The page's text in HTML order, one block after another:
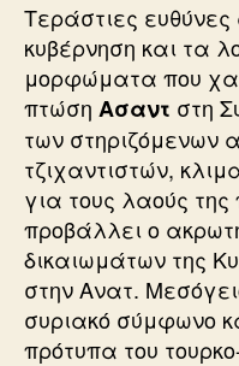
Τεράστιες
κυβέρνηση και τα
μορφώματα που
πτώση Ασαντ στη
των στηριζόμενων
τζιχαντιστών,
για τους λαούς
προβάλλει ο
δικαιωμάτων της
στην Ανατ.
συριακό σύμφωνο
πρότυπα του